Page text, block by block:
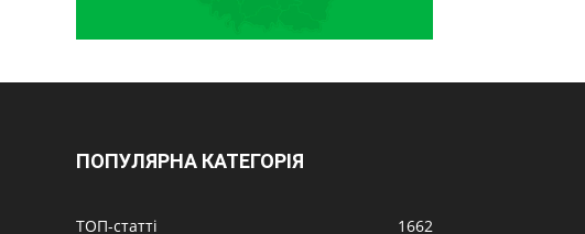
ПОПУЛЯРНА КАТЕГОРІЯ
ТОП-статті 1662